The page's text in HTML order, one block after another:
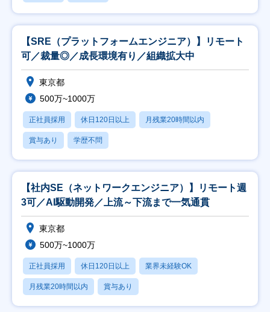
【SRE（プラットフォームエンジニア）】リモート
可／裁量◎／成長環境有り／組織拡大中
東京都
500万~1000万
正社員採用 休日120日以上 月残業20時間以内
賞与あり 学歴不問
【社内SE（ネットワークエンジニア）】リモート週
3可／AI駆動開発／上流～下流まで一気通貫
東京都
500万~1000万
正社員採用 休日120日以上 業界未経験OK
月残業20時間以内 賞与あり